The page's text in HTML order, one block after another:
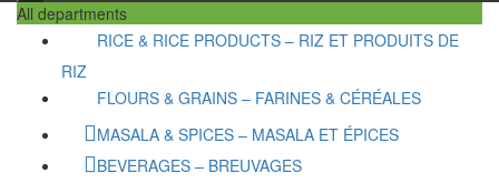
All departments
RICE & RICE PRODUCTS – RIZ ET PRODUITS DE
RIZ
FLOURS & GRAINS – FARINES & CÉRÉALES
MASALA & SPICES – MASALA ET ÉPICES
BEVERAGES – BREUVAGES